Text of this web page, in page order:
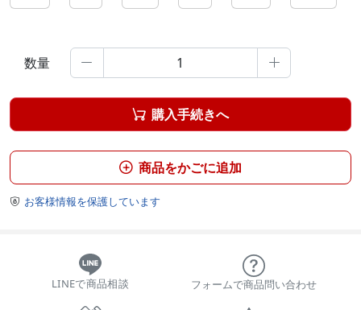
数量  
 購入手続きへ
 商品をかごに追加
 お客様情報を保護しています
LINEで商品相談 フォームで商品問い合わせ